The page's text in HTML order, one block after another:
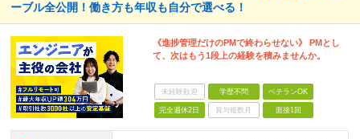
ーブル全公開！働き方も年収も自分で選べる！
《進捗管理だけのPMで終わらせない》 PMとし
て、次はもう1段上の経験を積みませんか。
未経験歓迎 学歴不問 ベテランOK
完全週休2日 賞与複数月 面接1回